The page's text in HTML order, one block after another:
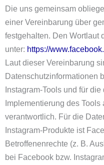
Die uns gemeinsam
einer Vereinbarung über
festgehalten. Den Wortlaut
unter: https://
Laut dieser Vereinbarung
Datenschutzinformationen
Instagram-Tools und für
Implementierung des Tools
verantwortlich. Für die
Instagram-Produkte ist
Betroffenenrechte (z. B.
bei Facebook bzw.